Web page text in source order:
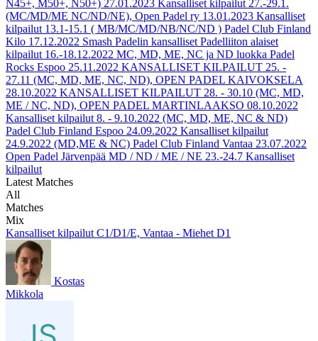
N45+, M50+, N50+) 27.01.2023 Kansalliset kilpailut 27.-29.1.
(MC/MD/ME NC/ND/NE), Open Padel ry 13.01.2023 Kansalliset
kilpailut 13.1-15.1 ( MB/MC/MD/NB/NC/ND ) Padel Club Finland
Kilo 17.12.2022 Smash Padelin kansalliset Padelliiton alaiset
kilpailut 16.-18.12.2022 MC, MD, ME, NC ja ND luokka Padel
Rocks Espoo 25.11.2022 KANSALLISET KILPAILUT 25. -
27.11 (MC, MD, ME, NC, ND), OPEN PADEL KAIVOKSELA
28.10.2022 KANSALLISET KILPAILUT 28. - 30.10 (MC, MD,
ME / NC, ND), OPEN PADEL MARTINLAAKSO 08.10.2022
Kansalliset kilpailut 8. - 9.10.2022 (MC, MD, ME, NC & ND)
Padel Club Finland Espoo 24.09.2022 Kansalliset kilpailut
24.9.2022 (MD,ME & NC) Padel Club Finland Vantaa 23.07.2022
Open Padel Järvenpää MD / ND / ME / NE 23.-24.7 Kansalliset
kilpailut
Latest Matches
All
Matches
Mix
Kansalliset kilpailut C1/D1/E, Vantaa - Miehet D1
Kostas
Mikkola